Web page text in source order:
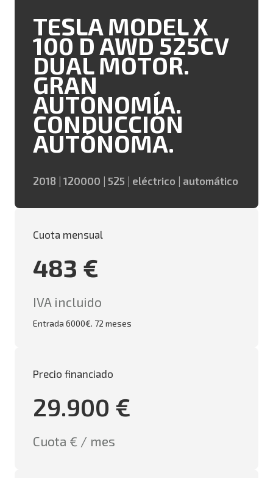
TESLA MODEL X
100 D AWD 525CV
DUAL MOTOR.
GRAN
AUTONOMÍA.
CONDUCCIÓN
AUTÓNOMA.
2018 | 120000 | 525 | eléctrico | automático
Cuota mensual
483 €
IVA incluido
Entrada 6000€. 72 meses
Precio financiado
29.900 €
Cuota € / mes